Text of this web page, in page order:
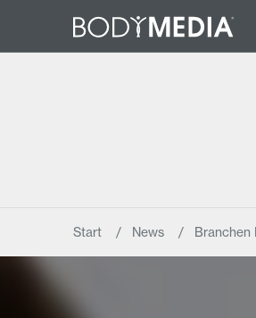
Start News Branchen